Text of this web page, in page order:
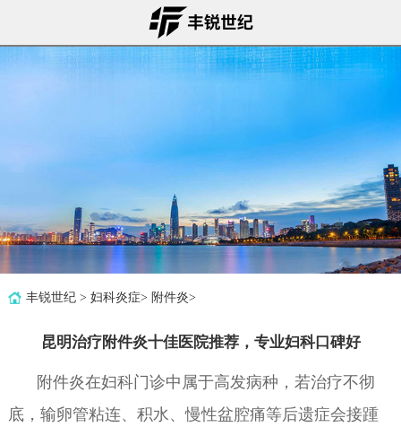
丰锐世纪> 妇科炎症> 附件炎>
昆明治疗附件炎十佳医院推荐，专业妇科口碑好
附件炎在妇科门诊中属于高发病种，若治疗不彻
底，输卵管粘连、积水、慢性盆腔痛等后遗症会接踵